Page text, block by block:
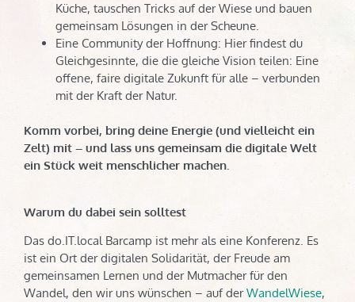
Küche, tauschen Tricks auf der Wiese und bauen
gemeinsam Lösungen in der Scheune.
Eine Community der Hoffnung: Hier findest du
Gleichgesinnte, die die gleiche Vision teilen: Eine
offene, faire digitale Zukunft für alle – verbunden
mit der Kraft der Natur.
Komm vorbei, bring deine Energie (und vielleicht ein
Zelt) mit – und lass uns gemeinsam die digitale Welt
ein Stück weit menschlicher machen.
Warum du dabei sein solltest
Das do.IT.local Barcamp ist mehr als eine Konferenz. Es
ist ein Ort der digitalen Solidarität, der Freude am
gemeinsamen Lernen und der Mutmacher für den
Wandel, den wir uns wünschen – auf derWandelWiese,